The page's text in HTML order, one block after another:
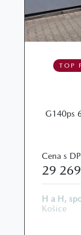
TOP
G140ps
Cena s
29
H a H,
Košice